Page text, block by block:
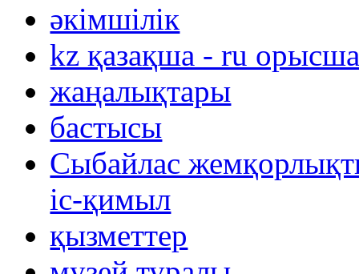
әкімшілік
kz қазақша - ru
жаңалықтары
бастысы
Сыбайлас
іс-қимыл
қызметтер